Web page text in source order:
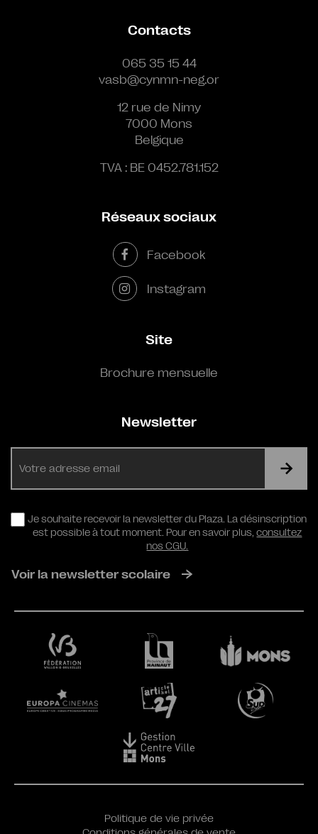
Contacts
065 35 15 44
vasb@cynmn-neg.or
12 rue de Nimy
7000 Mons
Belgique
TVA : BE 0452.781.152
Réseaux sociaux
Facebook
Instagram
Site
Brochure mensuelle
Newsletter
RGPD
Je souhaite recevoir la newsletter du Plaza. La désinscription
est possible à tout moment. Pour en savoir plus,consultez
nos CGU.
Voir la newsletter scolaire
Politique de vie privée